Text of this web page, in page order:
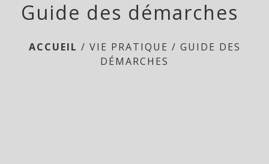
Guide des démarches
ACCUEIL / VIE PRATIQUE / GUIDE DES
DÉMARCHES